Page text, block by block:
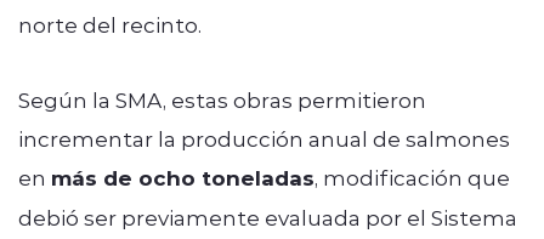
norte del recinto.
Según la SMA, estas obras permitieron
incrementar la producción anual de salmones
en más de ocho toneladas, modificación que
debió ser previamente evaluada por el Sistema